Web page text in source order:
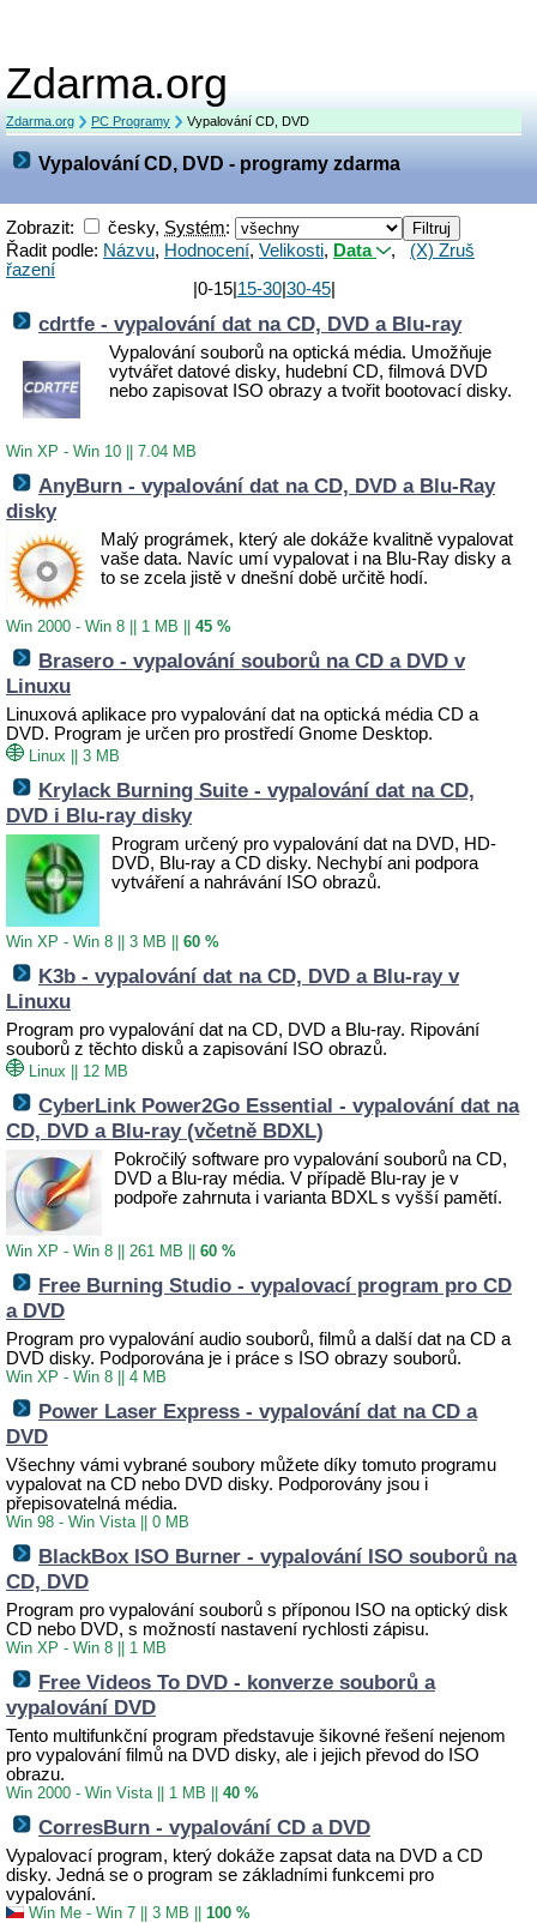
Zdarma.org
Zdarma.org PC Programy Vypalování CD, DVD
Vypalování CD, DVD - programy zdarma
Zobrazit: česky, Systém:
Řadit podle: Názvu, Hodnocení, Velikosti, Data , (X) Zruš
řazení
|0-15| 15-30| 30-45|
cdrtfe - vypalování dat na CD, DVD a Blu-ray
Vypalování souborů na optická média. Umožňuje
vytvářet datové disky, hudební CD, filmová DVD
nebo zapisovat ISO obrazy a tvořit bootovací disky.
Win XP - Win 10 7.04 MB
AnyBurn - vypalování dat na CD, DVD a Blu-Ray
disky
Malý prográmek, který ale dokáže kvalitně vypalovat
vaše data. Navíc umí vypalovat i na Blu-Ray disky a
to se zcela jistě v dnešní době určitě hodí.
Win 2000 - Win 8 1 MB 45 %
Brasero - vypalování souborů na CD a DVD v
Linuxu
Linuxová aplikace pro vypalování dat na optická média CD a
DVD. Program je určen pro prostředí Gnome Desktop.
Linux 3 MB
Krylack Burning Suite - vypalování dat na CD,
DVD i Blu-ray disky
Program určený pro vypalování dat na DVD, HD-
DVD, Blu-ray a CD disky. Nechybí ani podpora
vytváření a nahrávání ISO obrazů.
Win XP - Win 8 3 MB 60 %
K3b - vypalování dat na CD, DVD a Blu-ray v
Linuxu
Program pro vypalování dat na CD, DVD a Blu-ray. Ripování
souborů z těchto disků a zapisování ISO obrazů.
Linux 12 MB
CyberLink Power2Go Essential - vypalování dat na
CD, DVD a Blu-ray (včetně BDXL)
Pokročilý software pro vypalování souborů na CD,
DVD a Blu-ray média. V případě Blu-ray je v
podpoře zahrnuta i varianta BDXL s vyšší pamětí.
Win XP - Win 8 261 MB 60 %
Free Burning Studio - vypalovací program pro CD
a DVD
Program pro vypalování audio souborů, filmů a další dat na CD a
DVD disky. Podporována je i práce s ISO obrazy souborů.
Win XP - Win 8 4 MB
Power Laser Express - vypalování dat na CD a
DVD
Všechny vámi vybrané soubory můžete díky tomuto programu
vypalovat na CD nebo DVD disky. Podporovány jsou i
přepisovatelná média.
Win 98 - Win Vista|| 0 MB
BlackBox ISO Burner - vypalování ISO souborů na
CD, DVD
Program pro vypalování souborů s příponou ISO na optický disk
CD nebo DVD, s možností nastavení rychlosti zápisu.
Win XP - Win 8 1 MB
Free Videos To DVD - konverze souborů a
vypalování DVD
Tento multifunkční program představuje šikovné řešení nejenom
pro vypalování filmů na DVD disky, ale i jejich převod do ISO
obrazu.
Win 2000 - Win Vista|| 1 MB 40 %
CorresBurn - vypalování CD a DVD
Vypalovací program, který dokáže zapsat data na DVD a CD
disky. Jedná se o program se základními funkcemi pro
vypalování.
Win Me - Win 7 3 MB 100 %